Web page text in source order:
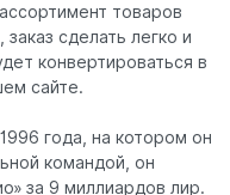
товаров
сделать легко и
конвертироваться в
сайте.
года, на котором он
командой, он
за 9 миллиардов лир.